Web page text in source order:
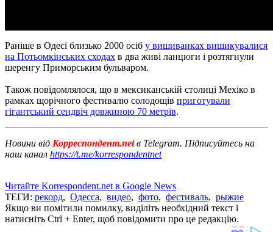
Раніше в Одесі близько 2000 осіб у вишиванках вишикувалися
на Потьомкінських сходах в два живі ланцюги і розтягнули
шеренгу Приморським бульваром.
Також повідомлялося, що в мексиканській столиці Мехіко в
рамках щорічного фестивалю солодощів приготували
гігантський сендвіч довжиною 70 метрів.
Новини від Корреспондент.netв Telegram. Підписуйтесь на
наш канал https://t.me/korrespondentnet
Читайте Korrespondent.net в Google News
ТЕГИ: рекорд, Одесса, видео, фото, фестиваль, рыжие
Якщо ви помітили помилку, виділіть необхідний текст і
натисніть Ctrl + Enter, щоб повідомити про це редакцію.